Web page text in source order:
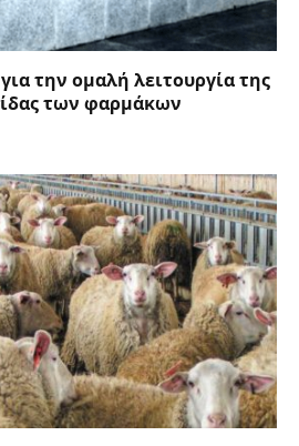
την ομαλή λειτουργία της
των φαρμάκων